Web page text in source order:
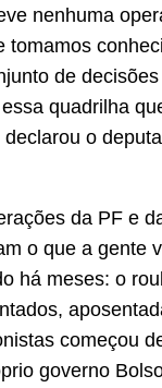
nenhuma
tomamos
de
quadrilha
declarou o
da PF e
o que a gente
há meses: o
começou
governo